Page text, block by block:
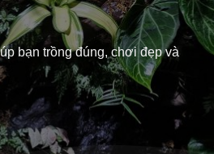
bạn trồng đúng, chơi đẹp và